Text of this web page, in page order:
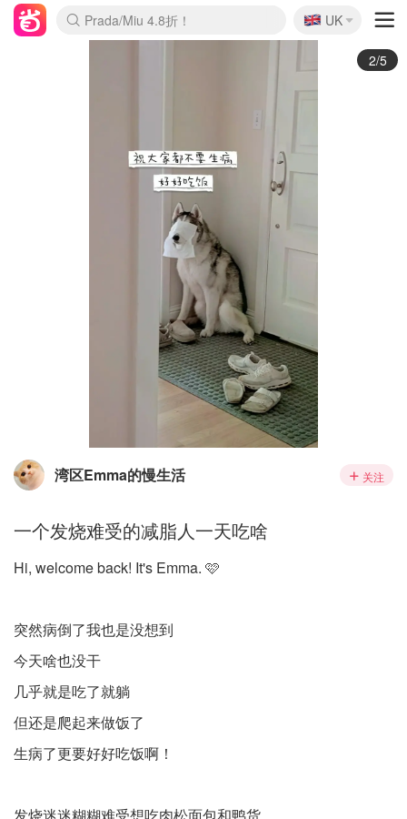
Prada/Miu 4.8折！
🇬🇧
UK
3/5
湾区Emma的慢生活 关注
一个发烧难受的减脂人一天吃啥
Hi, welcome back! It's Emma. 🩷
突然病倒了我也是没想到
今天啥也没干
几乎就是吃了就躺
但还是爬起来做饭了
生病了更要好好吃饭啊！